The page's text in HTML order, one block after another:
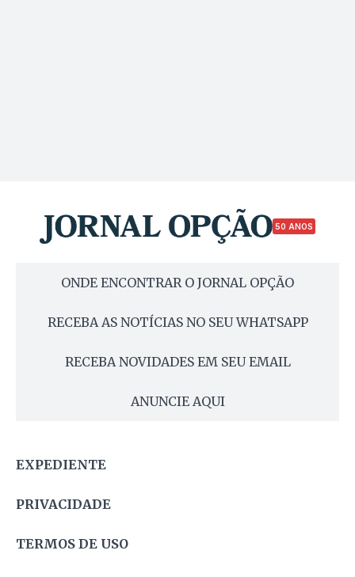
50 ANOS
ONDE ENCONTRAR O JORNAL OPÇÃO
RECEBA AS NOTÍCIAS NO SEU WHATSAPP
RECEBA NOVIDADES EM SEU EMAIL
ANUNCIE AQUI
EXPEDIENTE
PRIVACIDADE
TERMOS DE USO